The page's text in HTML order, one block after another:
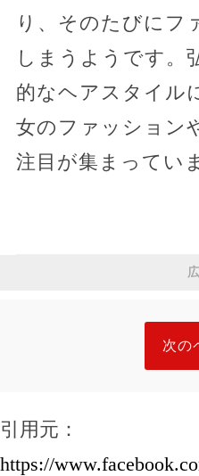
り、そのたびにフ
しまうようです。
的なヘアスタイル
女のファッション
注目が集まってい
次の
引用元：
https://